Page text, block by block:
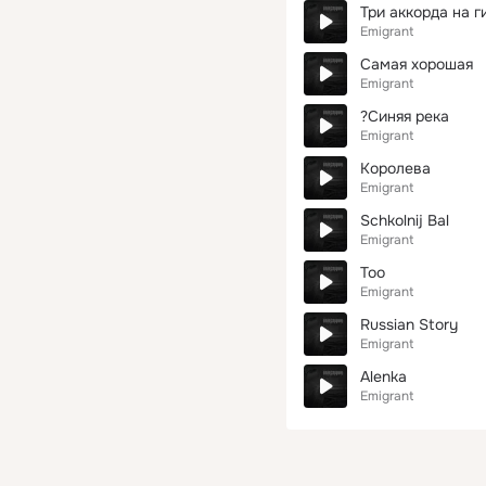
Три аккорда на
Emigrant
Самая хорошая
Emigrant
?Синяя река
Emigrant
Королева
Emigrant
Schkolnij Bal
Emigrant
Too
Emigrant
Russian Story
Emigrant
Alenka
Emigrant